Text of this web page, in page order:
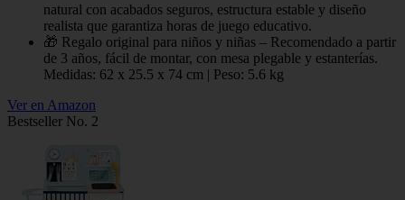
natural con acabados seguros, estructura estable y diseño
realista que garantiza horas de juego educativo.
🎁 Regalo original para niños y niñas – Recomendado a partir
de 3 años, fácil de montar, con mesa plegable y estanterías.
Medidas: 62 x 25.5 x 74 cm | Peso: 5.6 kg
Ver en Amazon
Bestseller No. 2